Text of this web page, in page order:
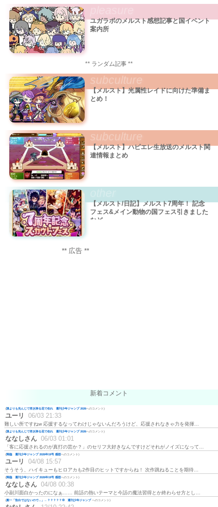
ユガラボのメルスト感想記事と国イベント
案内所
** ランダム記事 **
subculture
【メルスト】光属性レイドに向けた準備ま
とめ！
subculture
【メルスト】ハピエレ生放送のメルスト関
連情報まとめ
【メルスト/日記】メルスト7周年！ 記念
フェス&メイン動物の国フェス引きました
など
** 広告 **
新着コメント
(誰よりも先んじて咲き誇る花で在れ 週刊少年ジャンプ 2026へのコメント)
ユーリ 06/03 21:33
難しい所ですねw 応援するなってわけじゃないんだろうけど、応援されなきゃ力を発揮…
(誰よりも先んじて咲き誇る花で在れ 週刊少年ジャンプ 2026へのコメント)
ななしさん 06/03 01:01
「客に応援されるのが真打の芸か？」のセリフ大好きなんですけどそれがノイズになって…
(降臨 週刊少年ジャンプ 2026年19号 感想へのコメント)
ユーリ 04/08 15:57
そうそう、ハイキューもヒロアカも2作目のヒットですからね！ 次作跳ねることを期待…
(降臨 週刊少年ジャンプ 2026年19号 感想へのコメント)
ななしさん 04/08 00:38
小副川面白かったのになぁ…… 前話の熱いテーマと今話の魔法習得とか終わらせ方とし…
(殿一「告白ではないので…」←？？？？？💢 週刊少年ジャンプへのコメント)